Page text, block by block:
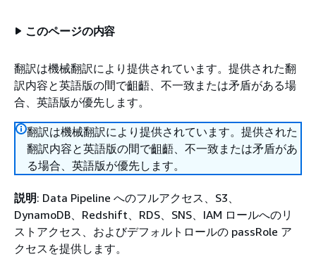
このページの内容
翻訳は機械翻訳により提供されています。提供された翻
訳内容と英語版の間で齟齬、不一致または矛盾がある場
合、英語版が優先します。
翻訳は機械翻訳により提供されています。提供された
翻訳内容と英語版の間で齟齬、不一致または矛盾があ
る場合、英語版が優先します。
説明: Data Pipeline へのフルアクセス、S3、
DynamoDB、Redshift、RDS、SNS、IAM ロールへのリ
ストアクセス、およびデフォルトロールの passRole ア
クセスを提供します。